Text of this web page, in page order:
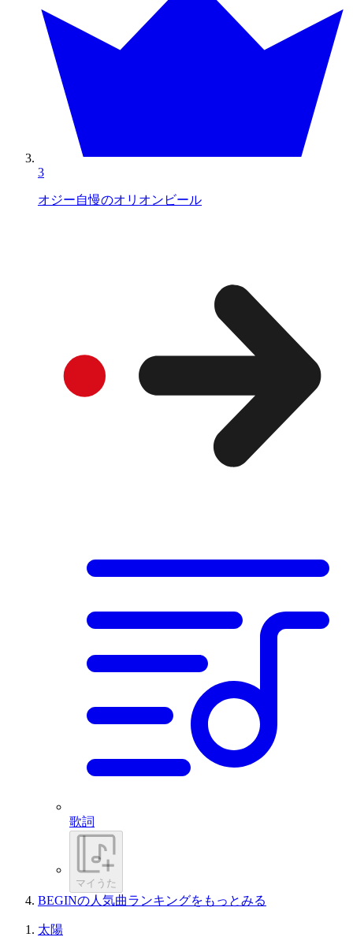
3
オジー自慢のオリオンビール
歌詞
マイうた
BEGINの人気曲ランキングをもっとみる
太陽